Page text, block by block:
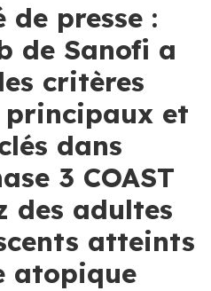
de presse :
de Sanofi a
critères
principaux et
dans
3 COAST
des adultes
atteints
atopique